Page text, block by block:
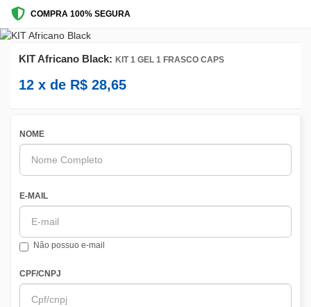
COMPRA 100% SEGURA
KIT Africano Black: KIT 1 GEL 1 FRASCO CAPS
12 x de R$ 28,65
NOME
E-MAIL
Não possuo e-mail
CPF/CNPJ